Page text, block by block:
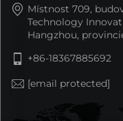
Místnost 709,
Technology
Hangzhou,
+86-18367885692
[email protected]